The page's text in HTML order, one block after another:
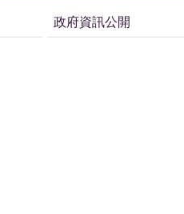
政府資訊公開